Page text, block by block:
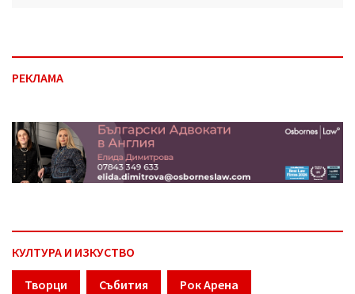
РЕКЛАМА
КУЛТУРА И ИЗКУСТВО
Творци Събития Рок Арена